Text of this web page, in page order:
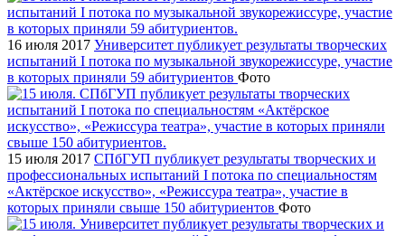
16 июля 2017 Университет публикует результаты творческих
испытаний I потока по музыкальной звукорежиссуре, участие
в которых приняли 59 абитуриентов Фото
15 июля 2017 СПбГУП публикует результаты творческих и
профессиональных испытаний I потока по специальностям
«Актёрское искусство», «Режиссура театра», участие в
которых приняли свыше 150 абитуриентов Фото